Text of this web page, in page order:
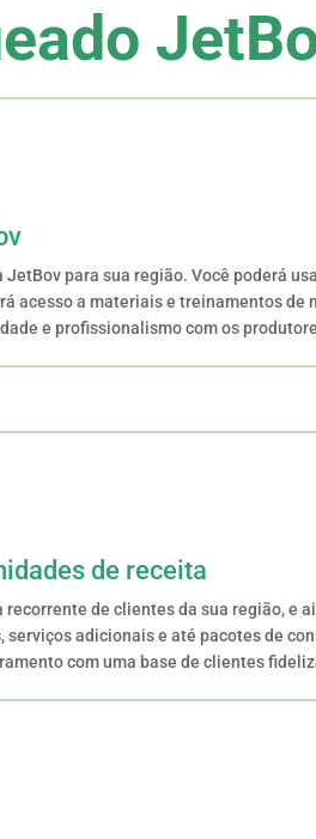
JetBov para sua região. Você poderá
acesso a materiais e treinamentos de
e profissionalismo com os
de receita
recorrente de clientes da sua região, e
serviços adicionais e até pacotes de
com uma base de clientes